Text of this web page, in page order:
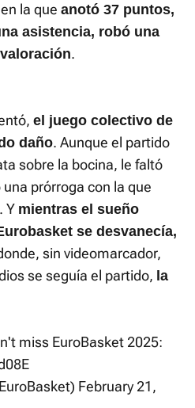
la que anotó 37 puntos,
asistencia, robó una
.
el juego colectivo de
daño. Aunque el partido
sobre la bocina, le faltó
prórroga con la que
Y mientras el sueño
se desvanecía,
sin videomarcador,
se seguía el partido, la
miss EuroBasket 2025:
February 21,